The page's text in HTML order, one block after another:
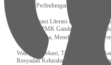
Perkuat Perlindungan KI Kemenkum
Transformasi Literasi Keuangan dan
Kemenko PMK Gandeng Beberapa
Peduli Sesama, Menekraf Tekankan
Wali Kota Bekasi, Tri Adhianto
Rosyadah Kelurahan Jatirasa